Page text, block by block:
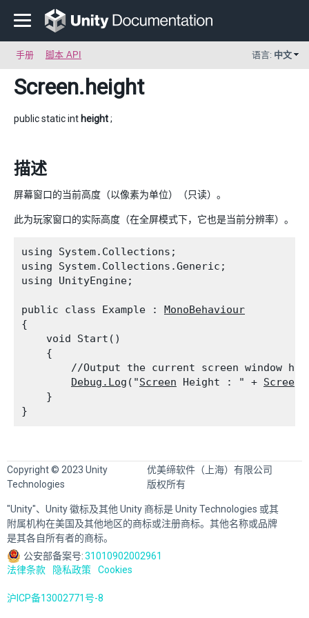
手册 脚本 API 语言: 中文
Screen.height
public static int height;
描述
屏幕窗口的当前高度（以像素为单位）（只读）。
此为玩家窗口的实际高度（在全屏模式下，它也是当前分辨率）。
using System.Collections;
using System.Collections.Generic;
using UnityEngine;
public class Example : MonoBehaviour
{
    void Start()
    {
//Output the current screen window
Debug.Log ("Screen Height : " +
    }
Copyright © 2023 Unity
Technologies
优美缔软件（上海）有限公司
版权所有
"Unity"、Unity 徽标及其他 Unity 商标是 Unity Technologies 或其
附属机构在美国及其他地区的商标或注册商标。其他名称或品牌
是其各自所有者的商标。
公安部备案号:31010902002961
法律条款
隐私政策 Cookies
沪ICP备13002771号-8